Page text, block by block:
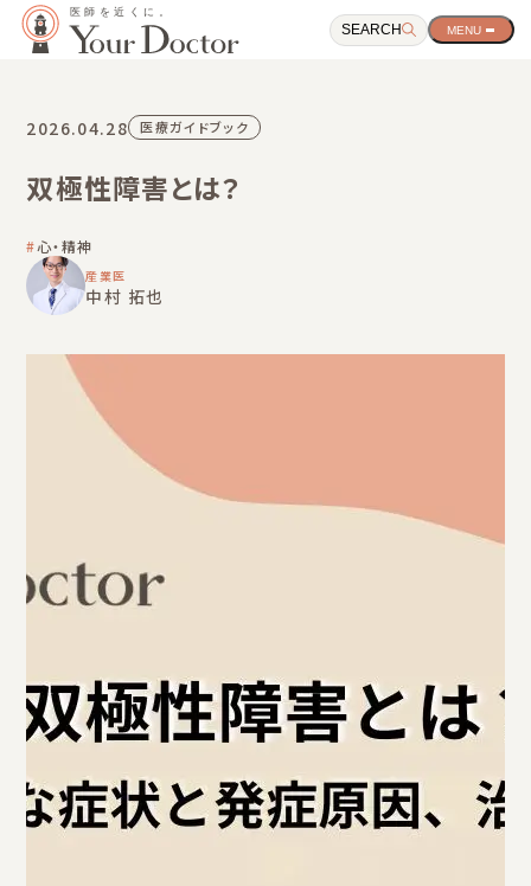
SEARCH
サ
2026.04.28 医療ガイドブック
双極性障害とは？
心・精神
産業医
中村 拓也